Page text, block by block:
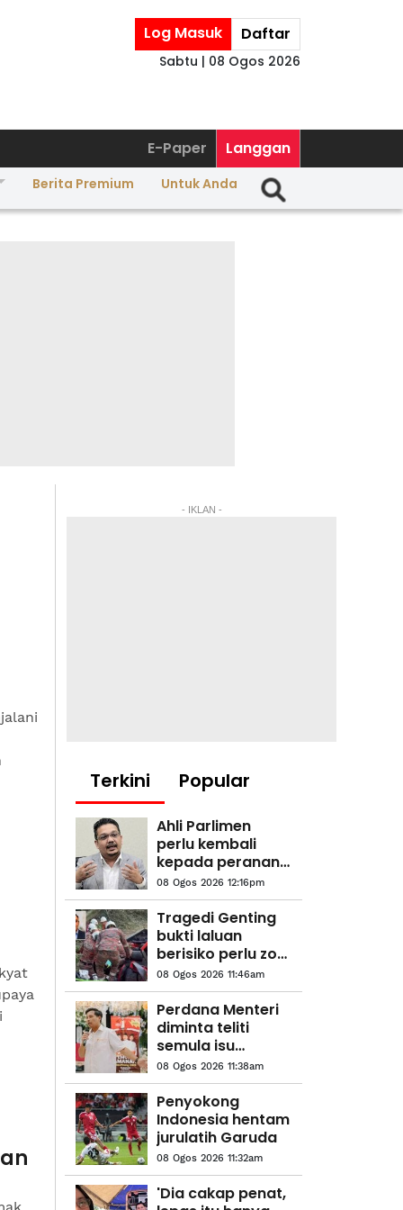
Log Masuk Daftar
Sabtu | 08 Ogos 2026
E-Paper Langgan
Berita Premium Untuk Anda
- IKLAN -
Terkini Popular
Ahli Parlimen
perlu kembali
kepada peranan
asal- Zainul Rijal
08 Ogos 2026 12:16pm
Tragedi Genting
bukti laluan
berisiko perlu zon
bebas pokok
08 Ogos 2026 11:46am
Perdana Menteri
diminta teliti
semula isu
penarikan
peruntukan
kepada Ahli
Parlimen
08 Ogos 2026 11:38am
Penyokong
Indonesia hentam
jurulatih Garuda
08 Ogos 2026 11:32am
'Dia cakap penat,